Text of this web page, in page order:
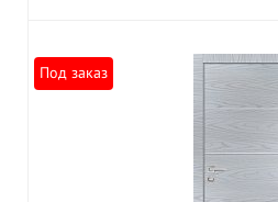
Под заказ